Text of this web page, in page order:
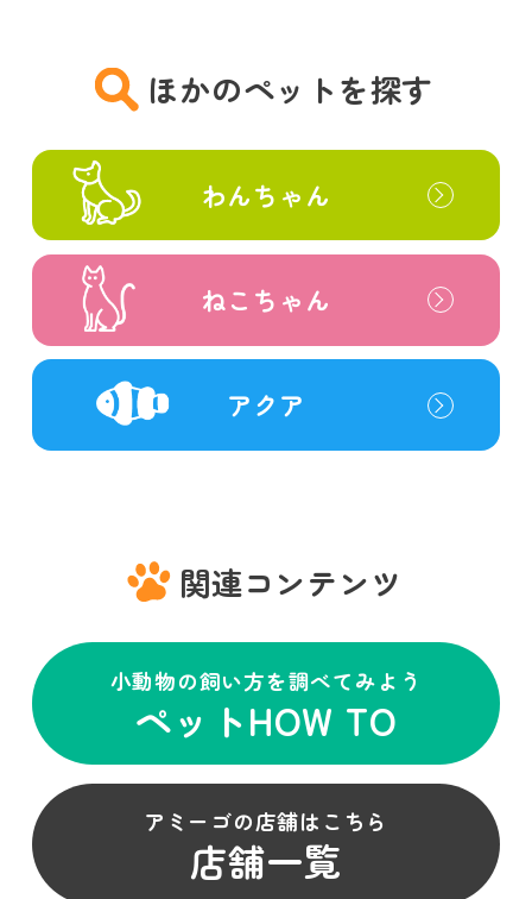
ほかのペットを探す
わんちゃん
ねこちゃん
アクア
関連コンテンツ
小動物の飼い方を調べてみよう
ペットHOW TO
アミーゴの店舗はこちら
店舗一覧